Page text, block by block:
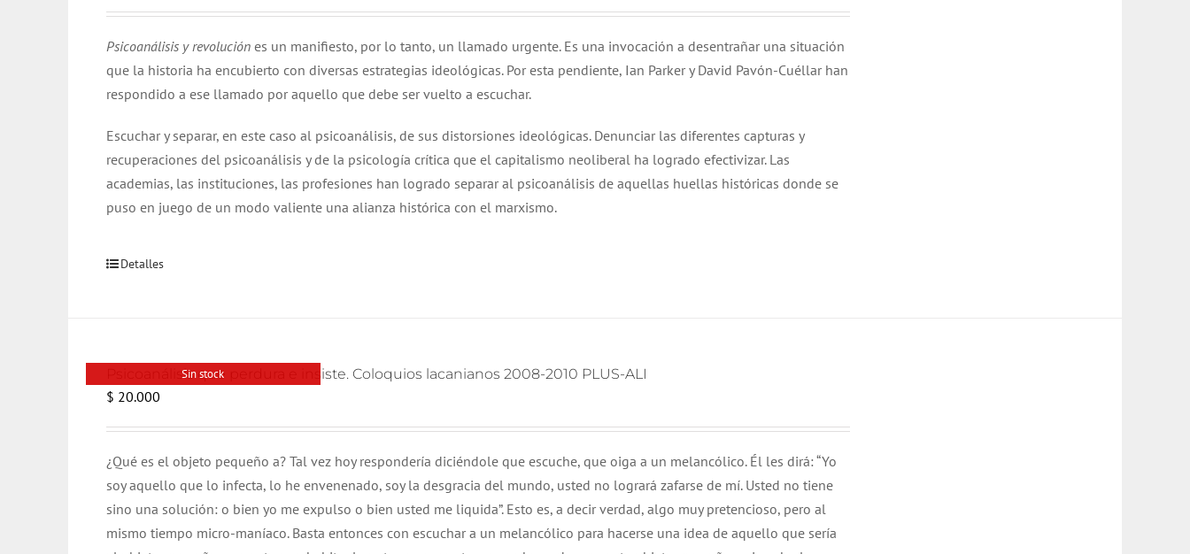
Psicoanálisis y revolución es un manifiesto, por lo tanto, un llamado urgente. Es una invocación a desentrañar una situación
que la historia ha encubierto con diversas estrategias ideológicas. Por esta pendiente, Ian Parker y David Pavón-Cuéllar han
respondido a ese llamado por aquello que debe ser vuelto a escuchar.
Escuchar y separar, en este caso al psicoanálisis, de sus distorsiones ideológicas. Denunciar las diferentes capturas y
recuperaciones del psicoanálisis y de la psicología crítica que el capitalismo neoliberal ha logrado efectivizar. Las
academias, las instituciones, las profesiones han logrado separar al psicoanálisis de aquellas huellas históricas donde se
puso en juego de un modo valiente una alianza histórica con el marxismo.
Detalles
Sin stock
Psicoanálisis que perdura e insiste. Coloquios lacanianos 2008-2010 PLUS-ALI
$ 20.000
¿Qué es el objeto pequeño a? Tal vez hoy respondería diciéndole que escuche, que oiga a un melancólico. Él les dirá: “Yo
soy aquello que lo infecta, lo he envenenado, soy la desgracia del mundo, usted no logrará zafarse de mí. Usted no tiene
sino una solución: o bien yo me expulso o bien usted me liquida”. Esto es, a decir verdad, algo muy pretencioso, pero al
mismo tiempo micro-maníaco. Basta entonces con escuchar a un melancólico para hacerse una idea de aquello que sería